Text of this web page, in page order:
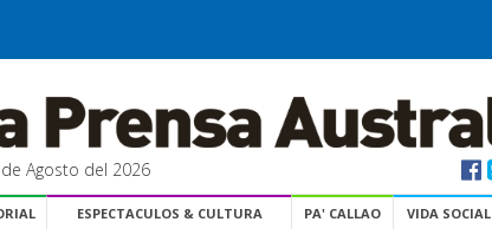
Agosto del 2026
ESPECTACULOS & CULTURA PA' CALLAO VIDA SOCIAL